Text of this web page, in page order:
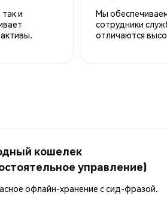
и
Мы
сотрудники
отличаются
кошелек
управление)
офлайн-хранение с сид-фразой.